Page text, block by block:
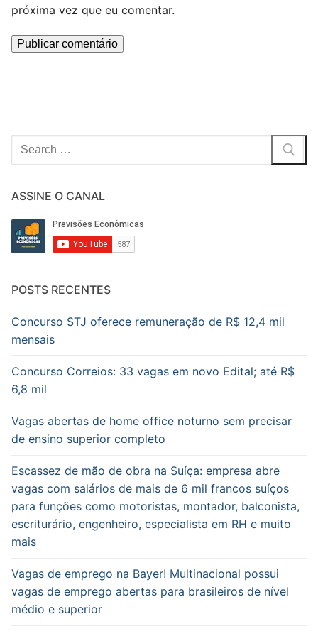
próxima vez que eu comentar.
Pesquisar
ASSINE O CANAL
POSTS RECENTES
Concurso STJ oferece remuneração de R$ 12,4 mil
mensais
Concurso Correios: 33 vagas em novo Edital; até R$
6,8 mil
Vagas abertas de home office noturno sem precisar
de ensino superior completo
Escassez de mão de obra na Suíça: empresa abre
vagas com salários de mais de 6 mil francos suíços
para funções como motoristas, montador, balconista,
escriturário, engenheiro, especialista em RH e muito
mais
Vagas de emprego na Bayer! Multinacional possui
vagas de emprego abertas para brasileiros de nível
médio e superior